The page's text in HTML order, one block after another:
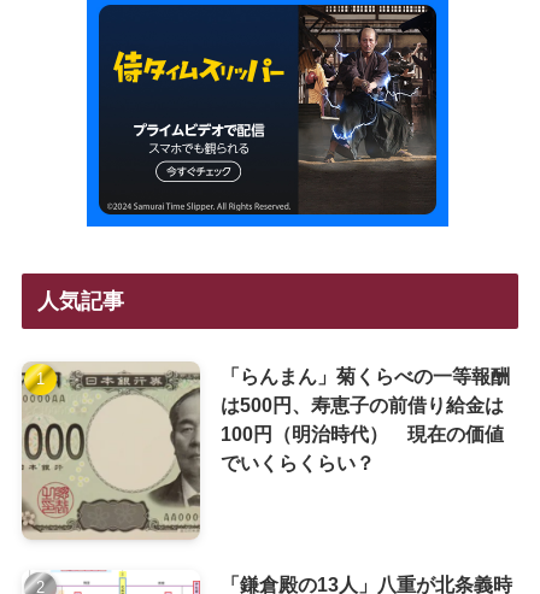
人気記事
「らんまん」菊くらべの一等報酬
は500円、寿恵子の前借り給金は
100円（明治時代） 現在の価値
でいくらくらい？
「鎌倉殿の13人」八重が北条義時